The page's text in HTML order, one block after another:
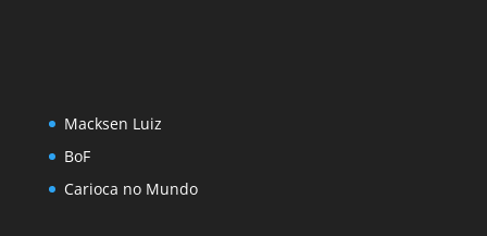
Macksen Luiz
BoF
Carioca no Mundo